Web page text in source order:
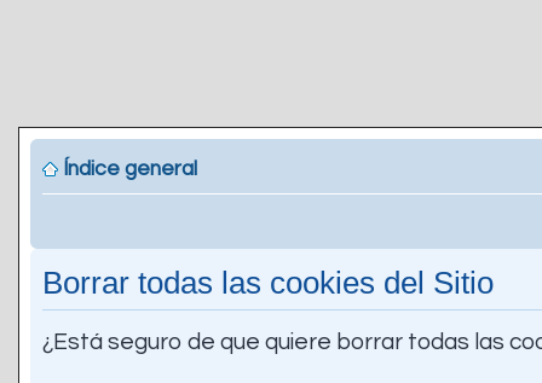
Índice general
Borrar todas las cookies del Sitio
¿Está seguro de que quiere borrar todas las